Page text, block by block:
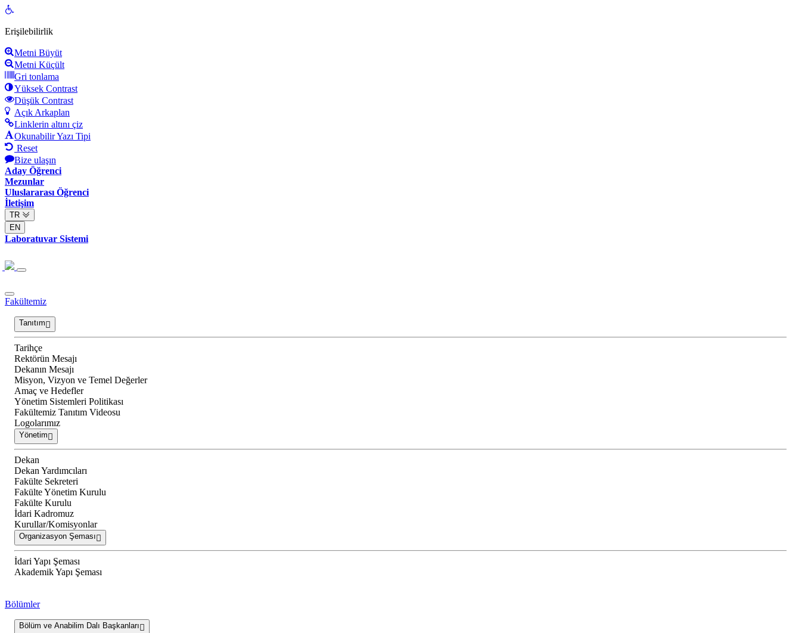
Open
Erişilebilirlik
Metni Büyüt
Metni Küçült
Gri tonlama
Yüksek Contrast
Düşük Contrast
Açık Arkaplan
Linklerin altını çiz
Okunabilir Yazı Tipi
Reset
Bize ulaşın
Aday Öğrenci
Mezunlar
Uluslararası Öğrenci
İletişim
TR
EN
Laboratuvar Sistemi
Fakültemiz
Tanıtım
Tarihçe
Rektörün Mesajı
Dekanın Mesajı
Misyon, Vizyon ve Temel Değerler
Amaç ve Hedefler
Yönetim Sistemleri Politikası
Fakültemiz Tanıtım Videosu
Logolarımız
Yönetim
Dekan
Dekan Yardımcıları
Fakülte Sekreteri
Fakülte Yönetim Kurulu
Fakülte Kurulu
İdari Kadromuz
Kurullar/Komisyonlar
Organizasyon Şeması
İdari Yapı Şeması
Akademik Yapı Şeması
Bölümler
Bölüm ve Anabilim Dalı Başkanları